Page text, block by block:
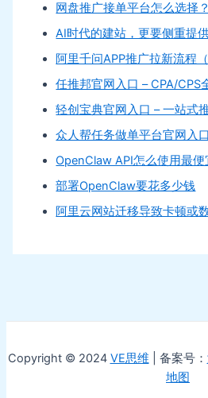
网盘推广接单平台怎么选择？
AI时代的建站，更要侧重提
阿里千问APP推广拉新流程
任推邦官网入口 – CPA/CPS
轻创宝典官网入口 – 一站式
众人帮任务做单平台官网入口
OpenClaw API怎么使用最便
部署OpenClaw要花多少钱
阿里云网站迁移导致卡顿或
Copyright © 2024 VE思维 | 备案号：
地图